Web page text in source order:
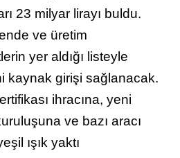
23 milyar lirayı buldu.
ve üretim
yer aldığı listeyle
kaynak girişi sağlanacak.
ihracına, yeni
ve bazı aracı
ışık yaktı